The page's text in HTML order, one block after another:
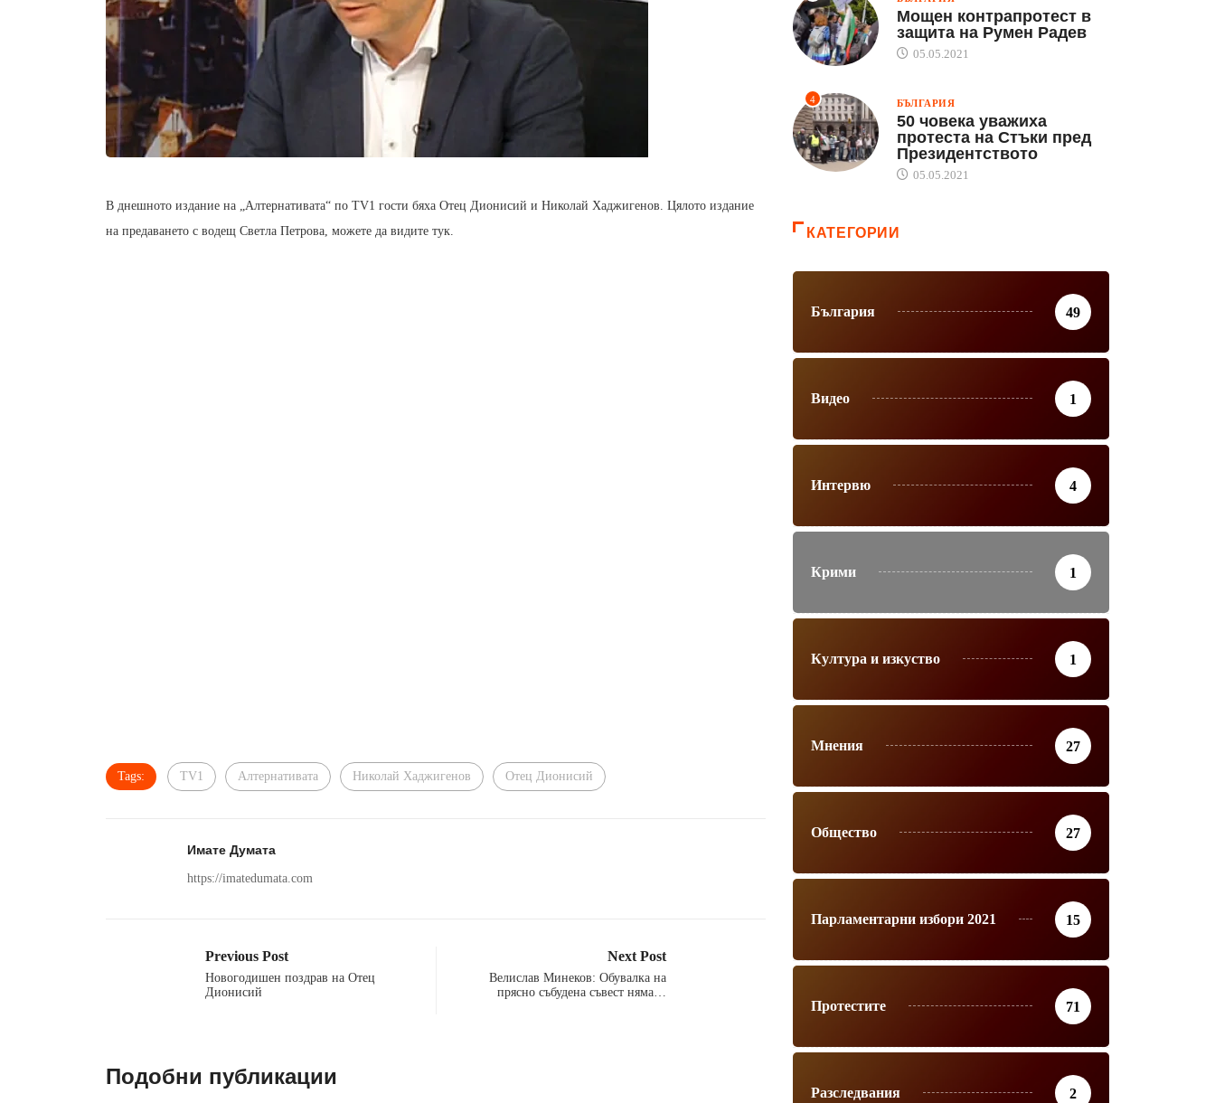
В днешното издание на „Алтернативата“ по TV1 гости бяха Отец Дионисий и Николай Хаджигенов. Цялото издание
на предаването с водещ Светла Петрова, можете да видите тук.
Tags: TV1 Алтернативата Николай Хаджигенов Отец Дионисий
Имате Думата
https://imatedumata.com
Previous Post
Новогодишен поздрав на Отец
Дионисий
Next Post
Велислав Минеков: Обувалка на
прясно събудена съвест няма…
Подобни публикации
Мощен контрапротест в
защита на Румен Радев
05.05.2021
4 БЪЛГАРИЯ
50 човека уважиха
протеста на Стъки пред
Президентството
05.05.2021
КАТЕГОРИИ
България 49
Видео 1
Интервю 4
Крими 1
Култура и изкуство 1
Мнения 27
Общество 27
Парламентарни избори 2021 15
Протестите 71
Разследвания 2